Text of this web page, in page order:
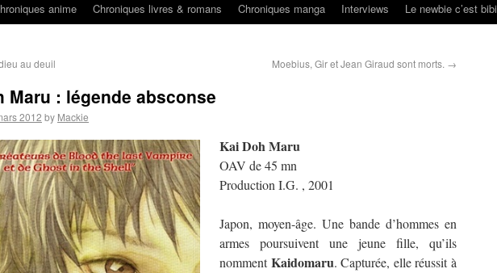
anime Chroniques livres & romans Chroniques manga Interviews Le newbie c’est bibi
au deuil Moebius, Gir et Jean Giraud sont morts. →
Maru : légende absconse
2012 by Mackie
Kai Doh Maru
OAV de 45 mn
Production I.G. , 2001
Japon, moyen-âge. Une bande d’hommes en
armes poursuivent une jeune fille, qu’ils
nommentKaidomaru. Capturée, elle réussit à